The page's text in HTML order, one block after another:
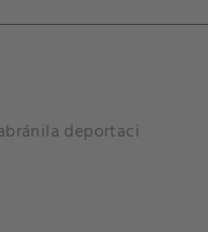
deportaci